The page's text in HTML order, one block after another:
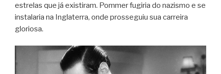
estrelas que já existiram. Pommer fugiria do nazismo e se
instalaria na Inglaterra, onde prosseguiu sua carreira
gloriosa.